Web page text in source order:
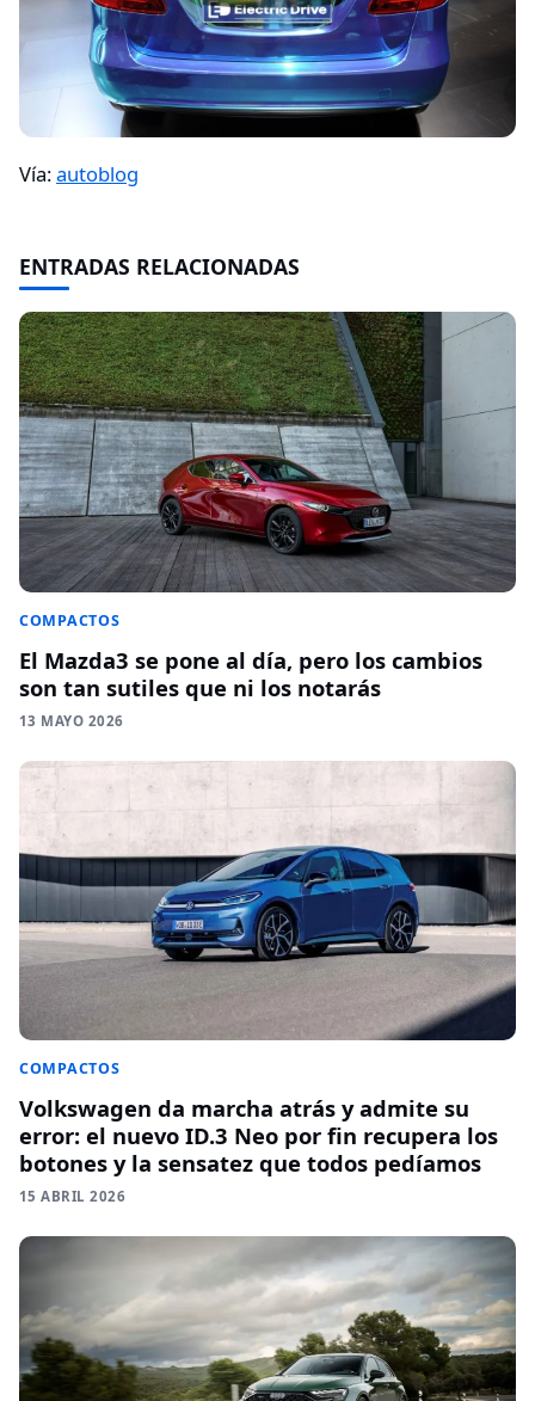
Vía:autoblog
ENTRADAS RELACIONADAS
COMPACTOS
El Mazda3 se pone al día, pero los cambios
son tan sutiles que ni los notarás
13 MAYO 2026
COMPACTOS
Volkswagen da marcha atrás y admite su
error: el nuevo ID.3 Neo por fin recupera los
botones y la sensatez que todos pedíamos
15 ABRIL 2026